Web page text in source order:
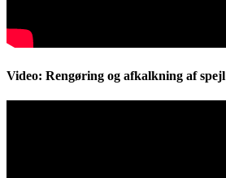
Video: Rengøring og afkalkning af spejl